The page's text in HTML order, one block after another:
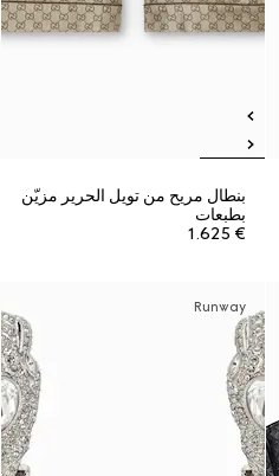
بنطال مريح من تويل الحرير مزيّن
بطبعات
€ 1.625
Runway